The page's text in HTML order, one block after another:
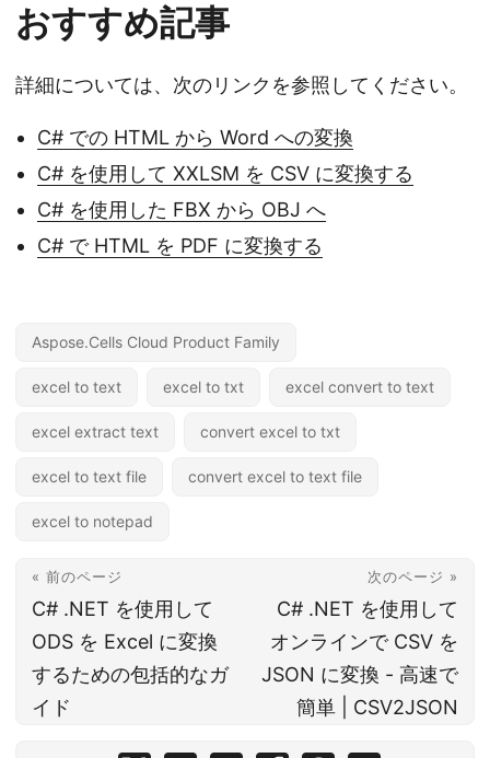
おすすめ記事
詳細については、次のリンクを参照してください。
C# での HTML から Word への変換
C# を使用して XXLSM を CSV に変換する
C# を使用した FBX から OBJ へ
C# で HTML を PDF に変換する
Aspose.Cells Cloud Product Family
excel to text excel to txt excel convert to text
excel extract text convert excel to txt
excel to text file convert excel to text file
excel to notepad
« 前のページ
C# .NET を使用して
ODS を Excel に変換
するための包括的なガ
イド
次のページ »
C# .NET を使用して
オンラインで CSV を
JSON に変換 - 高速で
簡単 | CSV2JSON